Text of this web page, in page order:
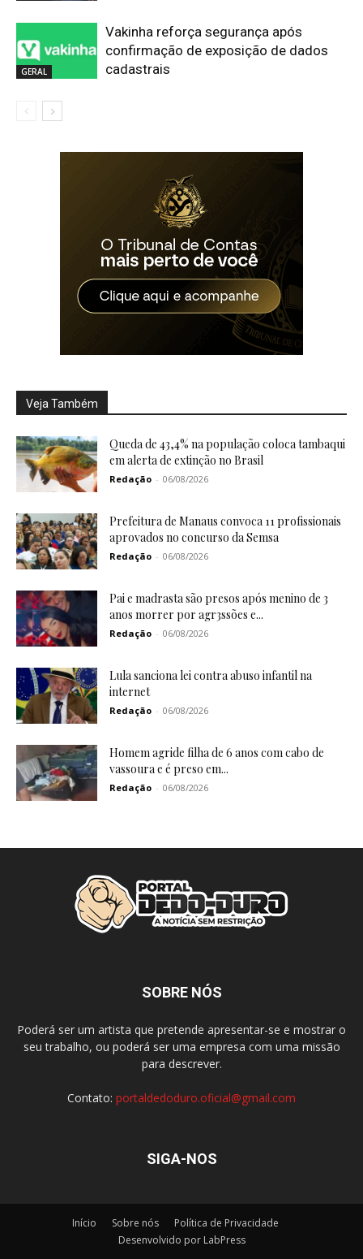
GERAL
Vakinha reforça segurança após
confirmação de exposição de dados
cadastrais
Veja Também
Queda de 43,4% na população coloca tambaqui
em alerta de extinção no Brasil
Redação - 06/08/2026
Prefeitura de Manaus convoca 11 profissionais
aprovados no concurso da Semsa
Redação - 06/08/2026
Pai e madrasta são presos após menino de 3
anos morrer por agr3ssões e...
Redação - 06/08/2026
Lula sanciona lei contra abuso infantil na
internet
Redação - 06/08/2026
Homem agride filha de 6 anos com cabo de
vassoura e é preso em...
Redação - 06/08/2026
SOBRE NÓS
Poderá ser um artista que pretende apresentar-se e mostrar o
seu trabalho, ou poderá ser uma empresa com uma missão
para descrever.
Contato: portaldedoduro.oficial@gmail.com
SIGA-NOS
Início Sobre nós
Política de Privacidade
Desenvolvido por LabPress